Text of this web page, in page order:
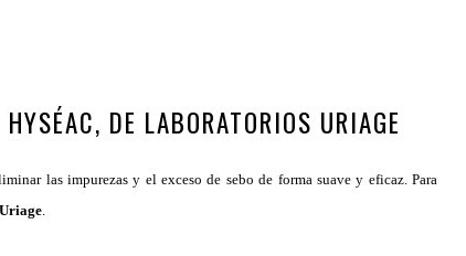
DE LABORATORIOS URIAGE
las impurezas y el exceso de sebo de forma suave y eficaz. Para